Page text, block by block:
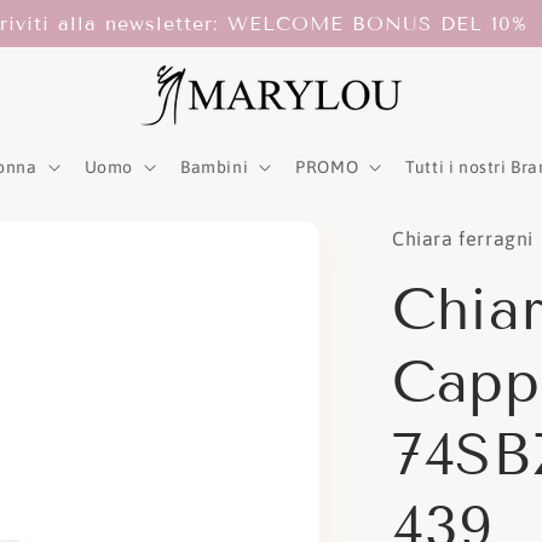
alla newsletter: WELCOME BONUS DEL 10%
Uomo Bambini PROMO Tutti i nostri
Chiara ferragni
439